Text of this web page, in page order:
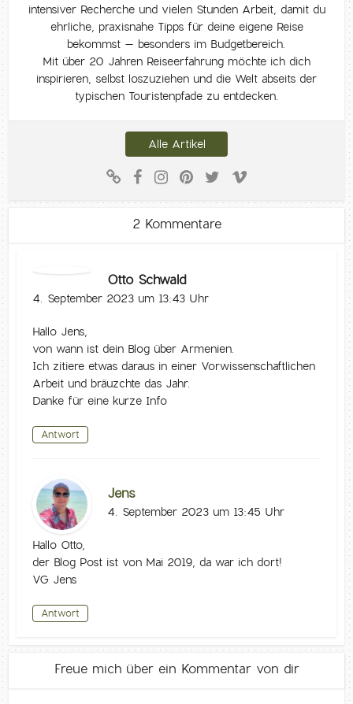
intensiver Recherche und vielen Stunden Arbeit, damit du
ehrliche, praxisnahe Tipps für deine eigene Reise
bekommst – besonders im Budgetbereich.
Mit über 20 Jahren Reiseerfahrung möchte ich dich
inspirieren, selbst loszuziehen und die Welt abseits der
typischen Touristenpfade zu entdecken.
Alle Artikel
2 Kommentare
Otto Schwald
4. September 2023 um 13:43 Uhr
Hallo Jens,
von wann ist dein Blog über Armenien.
Ich zitiere etwas daraus in einer Vorwissenschaftlichen
Arbeit und bräuzchte das Jahr.
Danke für eine kurze Info
Antwort
Jens
4. September 2023 um 13:45 Uhr
Hallo Otto,
der Blog Post ist von Mai 2019, da war ich dort!
VG Jens
Antwort
Freue mich über ein Kommentar von dir